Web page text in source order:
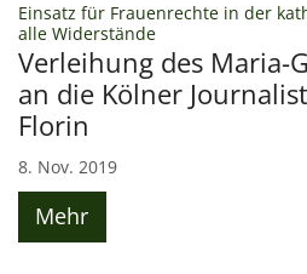
Einsatz für Frauenrechte in der
alle Widerstände:
Verleihung des Maria-
an die Kölner
Florin
8. Nov. 2019
Mehr